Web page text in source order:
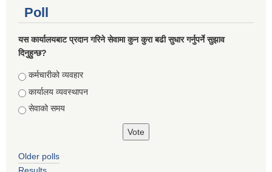
Poll
यस कार्यालयबाट प्रदान गरिने सेवामा कुन कुरा बढी सुधार गर्नुपर्ने सुझाव
दिनुहुन्छ?
Choices
कर्मचारीको व्यवहार
कार्यालय व्यवस्थापन
सेवाको समय
Older polls